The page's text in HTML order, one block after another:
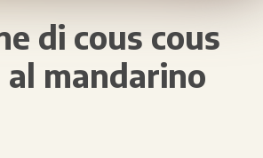
di cous cous
al mandarino